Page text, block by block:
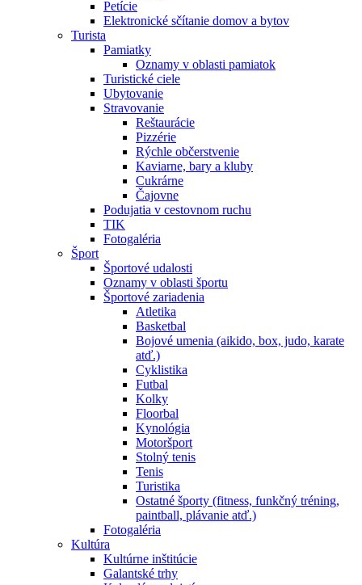
Petície
Elektronické sčítanie domov a bytov
Turista
Pamiatky
Oznamy v oblasti pamiatok
Turistické ciele
Ubytovanie
Stravovanie
Reštaurácie
Pizzérie
Rýchle občerstvenie
Kaviarne, bary a kluby
Cukrárne
Čajovne
Podujatia v cestovnom ruchu
TIK
Fotogaléria
Šport
Športové udalosti
Oznamy v oblasti športu
Športové zariadenia
Atletika
Basketbal
Bojové umenia (aikido, box, judo, karate
atď.)
Cyklistika
Futbal
Kolky
Floorbal
Kynológia
Motoršport
Stolný tenis
Tenis
Turistika
Ostatné športy (fitness, funkčný tréning,
paintball, plávanie atď.)
Fotogaléria
Kultúra
Kultúrne inštitúcie
Galantské trhy